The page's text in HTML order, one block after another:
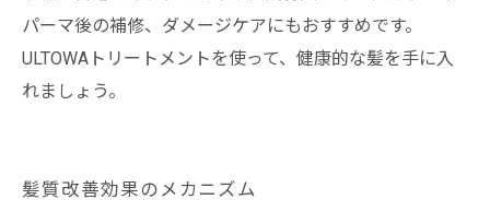
パーマ後の補修、ダメージケアにもおすすめです。
ULTOWAトリートメントを使って、健康的な髪を手に入
れましょう。
髪質改善効果のメカニズム